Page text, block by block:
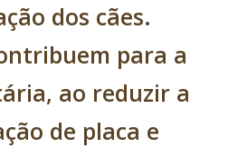
dos cães.
para a
ao reduzir a
de placa e